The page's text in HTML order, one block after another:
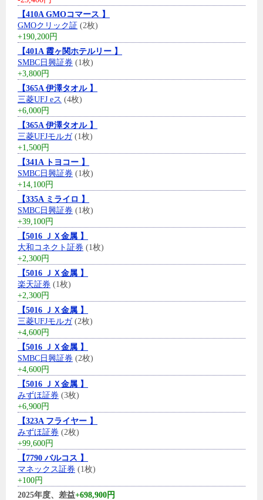
【410A GMOコマース 】
GMOクリック証 (2枚)
+190,200円
【401A 霞ヶ関ホテルリー 】
SMBC日興証券 (1枚)
+3,800円
【365A 伊澤タオル 】
三菱UFJ eス (4枚)
+6,000円
【365A 伊澤タオル 】
三菱UFJモルガ(1枚)
+1,500円
【341A トヨコー 】
SMBC日興証券 (1枚)
+14,100円
【335A ミライロ 】
SMBC日興証券 (1枚)
+39,100円
【5016 ＪＸ金属 】
大和コネクト証券 (1枚)
+2,300円
【5016 ＪＸ金属 】
楽天証券 (1枚)
+2,300円
【5016 ＪＸ金属 】
三菱UFJモルガ(2枚)
+4,600円
【5016 ＪＸ金属 】
SMBC日興証券 (2枚)
+4,600円
【5016 ＪＸ金属 】
みずほ証券 (3枚)
+6,900円
【323A フライヤー 】
みずほ証券 (2枚)
+99,600円
【7790 バルコス 】
マネックス証券 (1枚)
+100円
2025年度、差益+698,900円